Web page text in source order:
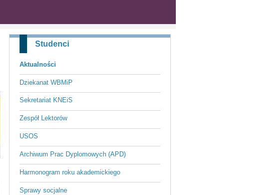
Studenci
Aktualności
Dziekanat WBMiP
Sekretariat KNEiS
Zespół Lektorów
USOS
Archiwum Prac Dyplomowych (APD)
Harmonogram roku akademickiego
Sprawy socjalne